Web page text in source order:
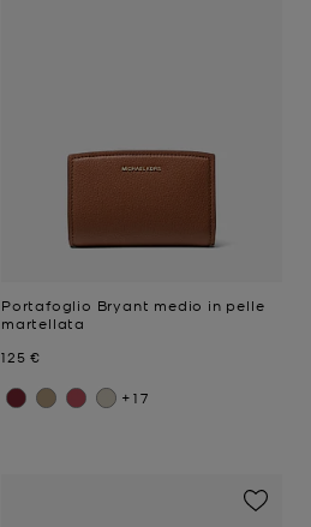
Portafoglio Bryant medio in pelle
martellata
Prezzo attuale
125 €
+17